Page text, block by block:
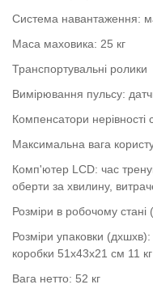
Система навантаження:
Маса маховика: 25 кг
Транспортувальні ролики
Вимірювання пульсу:
Компенсатори нерівності
Максимальна вага
Комп'ютер LCD: час
оберти за хвилину,
Розміри в робочому
Розміри упаковки
коробки 51х43х21 см 11 кг
Вага нетто: 52 кг